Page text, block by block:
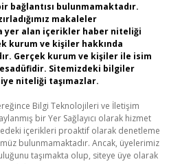
bağlantısı bulunmamaktadır.
makaleler
yer alan içerikler haber niteliği
kurum ve kişiler hakkında
Gerçek kurum ve kişiler ile isim
Sitemizdeki bilgiler
niteliği taşımazlar.
Bilgi Teknolojileri ve İletişim
bir Yer Sağlayıcı olarak hizmet
içerikleri proaktif olarak denetleme
bulunmamaktadır. Ancak, üyelerimiz
taşımakta olup, siteye üye olarak